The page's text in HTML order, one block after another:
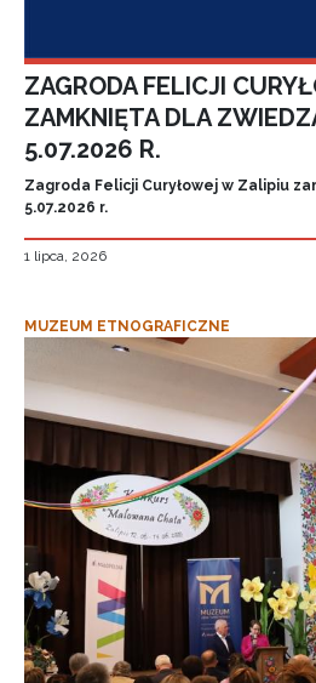
ZAGRODA FELICJI
ZAMKNIĘTA DLA
5.07.2026 R.
Zagroda Felicji Curyłowej w Zalipiu
5.07.2026 r.
1 lipca, 2026
MUZEUM ETNOGRAFICZNE